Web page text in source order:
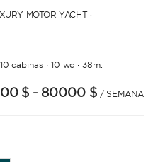
MOTOR YACHT ·
10 cabinas· 10 wc ·38m.
$ - 80000 $ / SEMANA